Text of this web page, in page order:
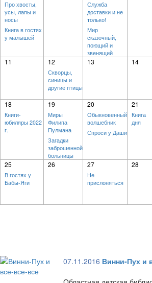
Про хвосты,
усы, лапы и
носы
Книга в гостях
у малышей
Служба
доставки и не
только!
Мир
сказочный,
поющий и
звенящий
11 12
Скворцы,
синицы и
другие птицы
13 14
18
Книги-
юбиляры 2022
г.
19
Миры
Филипа
Пулмана
Загадки
заброшенной
больницы
20
Обыкновенный
волшебник
Спроси у Даши
21
Книга
дня
25
В гостях у
Бабы-Яги
26 27
Не
прислоняться
28
07.11.2016 Винни-Пух и